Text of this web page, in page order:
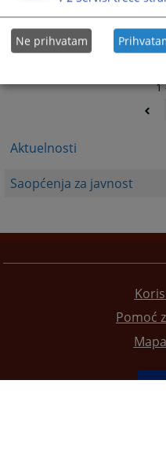
Aktuelnosti
Saopćenja za javnost
changing
dates.
for
1
Pomoć
Ne prihvatam